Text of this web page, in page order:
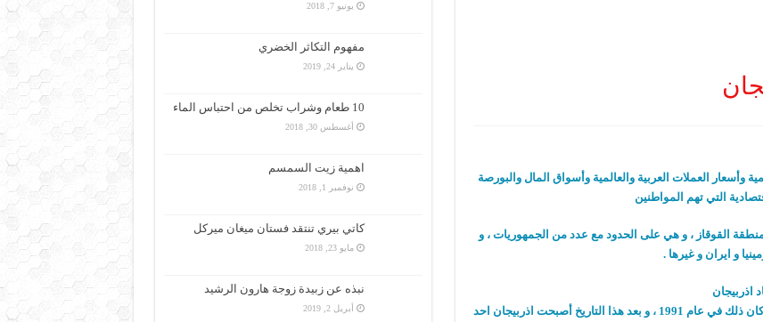
وأسعار العملات العربية والعالمية وأسواق المال والبورصة
التي تهم المواطنين
القوقاز ، و هي على الحدود مع عدد من الجمهوريات ، و
و ايران و غيرها .
اذربيجان
و قد بدأ اقتصاد اذربيجان بعد أن حصلت على الاستقلال و كان ذلك في عام 1991 ، و بعد هذا التاريخ أصبحت اذربيجان احد
يونيو 7, 2018
مفهوم التكاثر الخضري
يناير 24, 2019
10 طعام وشراب تخلص من احتباس الماء
أغسطس 30, 2018
اهمية زيت السمسم
نوفمبر 1, 2018
كاتي بيري تنتقد فستان ميغان ميركل
مايو 23, 2018
نبذه عن زبيدة زوجة هارون الرشيد
أبريل 2, 2019